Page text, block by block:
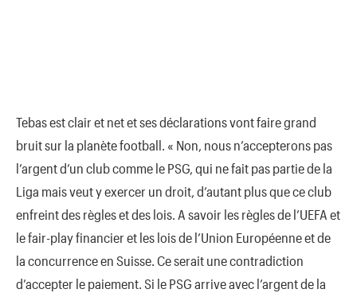
Tebas est clair et net et ses déclarations vont faire grand
bruit sur la planète football. « Non, nous n’accepterons pas
l’argent d’un club comme le PSG, qui ne fait pas partie de la
Liga mais veut y exercer un droit, d’autant plus que ce club
enfreint des règles et des lois. A savoir les règles de l’UEFA et
le fair-play financier et les lois de l’Union Européenne et de
la concurrence en Suisse. Ce serait une contradiction
d’accepter le paiement. Si le PSG arrive avec l’argent de la